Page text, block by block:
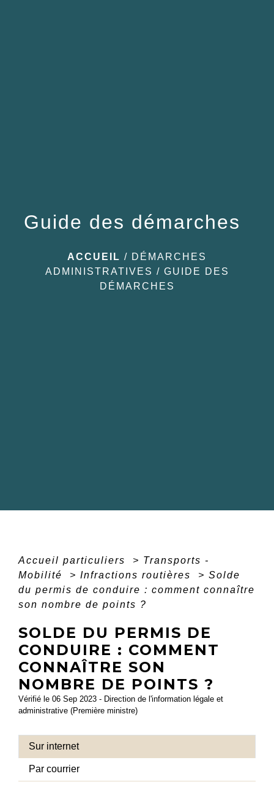
Guide des démarches
ACCUEIL / DÉMARCHES
ADMINISTRATIVES / GUIDE DES
DÉMARCHES
Accueil particuliers > Transports -
Mobilité
> Infractions routières > Solde
du permis de conduire : comment connaître
son nombre de points ?
SOLDE DU PERMIS DE
CONDUIRE : COMMENT
CONNAÎTRE SON
NOMBRE DE POINTS ?
Vérifié le 06 Sep 2023 - Direction de l'information légale et
administrative (Première ministre)
Sur internet
Par courrier